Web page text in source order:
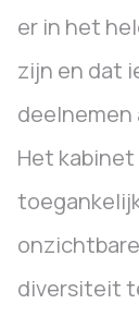
er in het
zijn en dat
deelnemen
Het
diversiteit